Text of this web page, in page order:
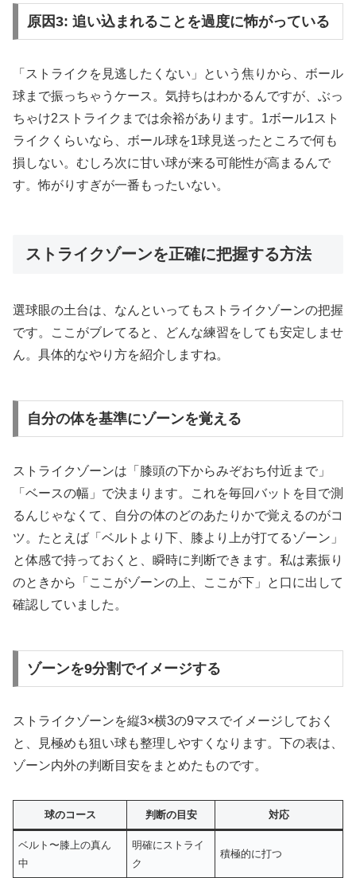
原因3: 追い込まれることを過度に怖がっている
「ストライクを見逃したくない」という焦りから、ボール
球まで振っちゃうケース。気持ちはわかるんですが、ぶっ
ちゃけ2ストライクまでは余裕があります。1ボール1スト
ライクくらいなら、ボール球を1球見送ったところで何も
損しない。むしろ次に甘い球が来る可能性が高まるんで
す。怖がりすぎが一番もったいない。
ストライクゾーンを正確に把握する方法
選球眼の土台は、なんといってもストライクゾーンの把握
です。ここがブレてると、どんな練習をしても安定しませ
ん。具体的なやり方を紹介しますね。
自分の体を基準にゾーンを覚える
ストライクゾーンは「膝頭の下からみぞおち付近まで」
「ベースの幅」で決まります。これを毎回バットを目で測
るんじゃなくて、自分の体のどのあたりかで覚えるのがコ
ツ。たとえば「ベルトより下、膝より上が打てるゾーン」
と体感で持っておくと、瞬時に判断できます。私は素振り
のときから「ここがゾーンの上、ここが下」と口に出して
確認していました。
ゾーンを9分割でイメージする
ストライクゾーンを縦3×横3の9マスでイメージしておく
と、見極めも狙い球も整理しやすくなります。下の表は、
ゾーン内外の判断目安をまとめたものです。
球のコース 判断の目安 対応
ベルト〜膝上の真ん
中
明確にストライ
ク
積極的に打つ